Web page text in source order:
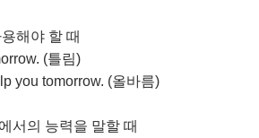
해야 할 때
(틀림)
you tomorrow. (올바름)
서의 능력을 말할 때